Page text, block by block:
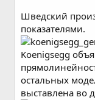
Шведский
показателями.
Koenigsegg
остальных
выставлена во